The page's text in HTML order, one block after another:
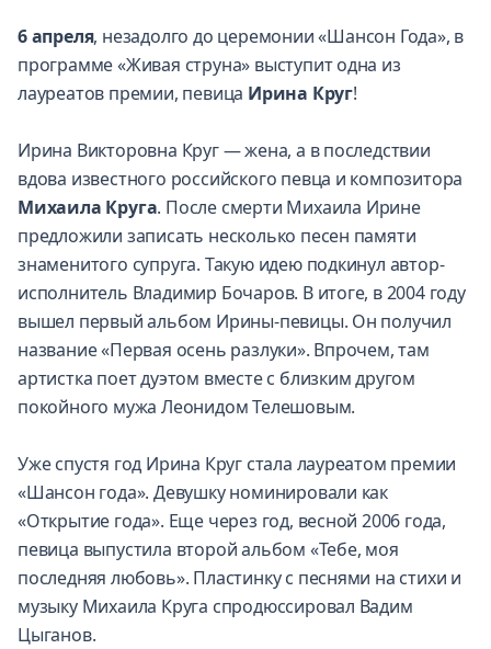
6 апреля, незадолго до церемонии«Шансон Года», в
программе «Живая струна» выступит одна из
лауреатов премии, певица Ирина Круг!
Ирина Викторовна Круг — жена, а в последствии
вдова известного российского певца и композитора
Михаила Круга. После смерти Михаила Ирине
предложили записать несколько песен памяти
знаменитого супруга. Такую идею подкинул автор-
исполнитель Владимир Бочаров. В итоге, в 2004 году
вышел первый альбом Ирины-певицы. Он получил
название «Первая осень разлуки». Впрочем, там
артистка поет дуэтом вместе с близким другом
покойного мужа Леонидом Телешовым.
Уже спустя год Ирина Круг стала лауреатом премии
«Шансон года». Девушку номинировали как
«Открытие года». Еще через год, весной 2006 года,
певица выпустила второй альбом «Тебе, моя
последняя любовь». Пластинку с песнями на стихи и
музыку Михаила Круга спродюссировал Вадим
Цыганов.